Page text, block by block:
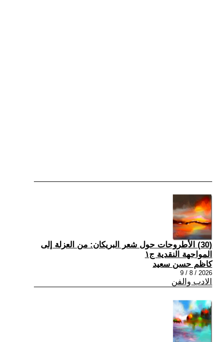
(30) الأطروحات حول شعر البريكان: من العزلة إلى
المواجهة النقدية ج١
كاظم حسن سعيد
2026 / 8 / 9
الادب والفن